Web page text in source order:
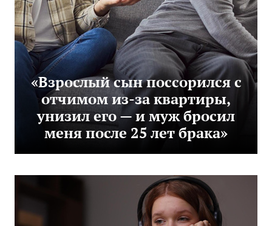
«Взрослый сын поссорился с
отчимом из-за квартиры,
унизил его — и муж бросил
меня после 25 лет брака»